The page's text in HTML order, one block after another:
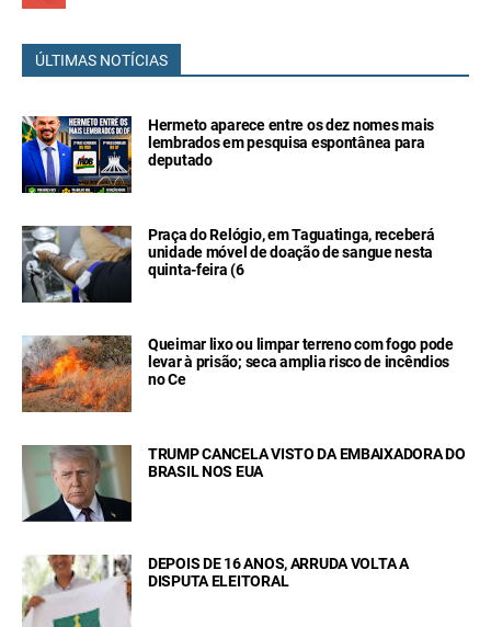
ÚLTIMAS NOTÍCIAS
Hermeto aparece entre os dez nomes mais
lembrados em pesquisa espontânea para
deputado
Praça do Relógio, em Taguatinga, receberá
unidade móvel de doação de sangue nesta
quinta-feira (6
Queimar lixo ou limpar terreno com fogo pode
levar à prisão; seca amplia risco de incêndios
no Ce
TRUMP CANCELA VISTO DA EMBAIXADORA DO
BRASIL NOS EUA
DEPOIS DE 16 ANOS, ARRUDA VOLTA A
DISPUTA ELEITORAL